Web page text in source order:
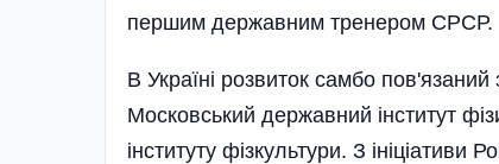
першим державним тренером СРСР.
В Україні розвиток самбо
Московський державний інститут
інституту фізкультури. З